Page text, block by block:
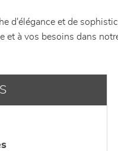
d'élégance et de
et à vos besoins dans